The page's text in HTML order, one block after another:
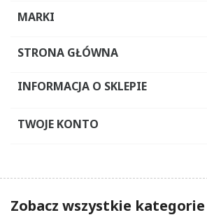
MARKI
STRONA GŁÓWNA
INFORMACJA O SKLEPIE
TWOJE KONTO
Zobacz wszystkie kategorie